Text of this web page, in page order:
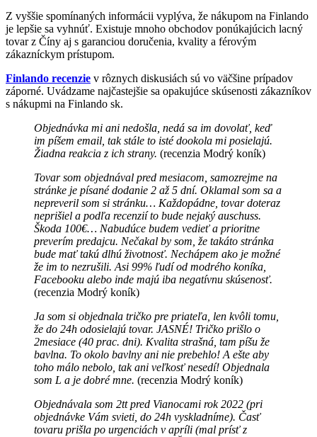
Z vyššie spomínaných informácii vyplýva, že nákupom na Finlando
je lepšie sa vyhnúť. Existuje mnoho obchodov ponúkajúcich lacný
tovar z Číny aj s garanciou doručenia, kvality a férovým
zákazníckym prístupom.
Finlando recenzie v rôznych diskusiách sú vo väčšine prípadov
záporné. Uvádzame najčastejšie sa opakujúce skúsenosti zákazníkov
s nákupmi na Finlando sk.
Objednávka mi ani nedošla, nedá sa im dovolať, keď
im píšem email, tak stále to isté dookola mi posielajú.
Žiadna reakcia z ich strany. (recenzia Modrý koník)
Tovar som objednával pred mesiacom, samozrejme na
stránke je písané dodanie 2 až 5 dní. Oklamal som sa a
nepreveril som si stránku… Každopádne, tovar doteraz
neprišiel a podľa recenzií to bude nejaký auschuss.
Škoda 100€… Nabudúce budem vedieť a prioritne
preverím predajcu. Nečakal by som, že takáto stránka
bude mať takú dlhú životnosť. Nechápem ako je možné
že im to nezrušili. Asi 99% ľudí od modrého koníka,
Facebooku alebo inde majú iba negatívnu skúsenosť.
(recenzia Modrý koník)
Ja som si objednala tričko pre priateľa, len kvôli tomu,
že do 24h odosielajú tovar. JASNÉ! Tričko prišlo o
2mesiace (40 prac. dni). Kvalita strašná, tam píšu že
bavlna. To okolo bavlny ani nie prebehlo! A ešte aby
toho málo nebolo, tak ani veľkosť nesedí! Objednala
som L a je dobré mne. (recenzia Modrý koník)
Objednávala som 2tt pred Vianocami rok 2022 (pri
objednávke Vám svieti, do 24h vyskladníme). Časť
tovaru prišla po urgenciách v apríli (mal prísť z